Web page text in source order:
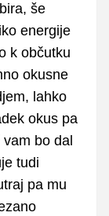
še
energije
k občutku
okusne
lahko
okus pa
bo dal
tudi
pa mu